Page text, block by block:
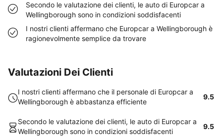
Secondo le valutazione dei clienti, le auto di Europcar a
Wellingborough sono in condizioni soddisfacenti
I nostri clienti affermano che Europcar a Wellingborough è
ragionevolmente semplice da trovare
Valutazioni Dei Clienti
I nostri clienti affermano che il personale di Europcar a
Wellingborough è abbastanza efficiente
9.5
Secondo le valutazione dei clienti, le auto di Europcar a
Wellingborough sono in condizioni soddisfacenti
9.5